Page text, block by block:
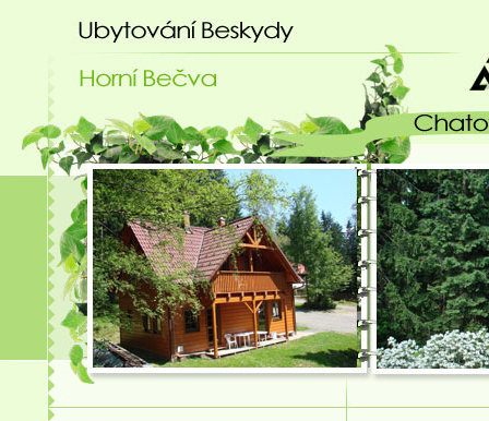
Ubytování Beskydy - chatový